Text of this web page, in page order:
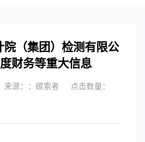
（集团）检测有限公
财务等重大信息
来源：：碳索者
点击数量：